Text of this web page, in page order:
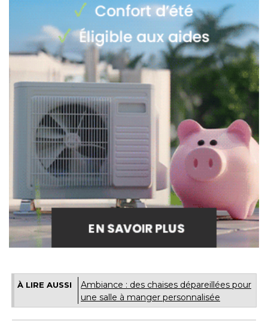
À LIRE AUSSI
Ambiance : des chaises dépareillées pour
une salle à manger personnalisée